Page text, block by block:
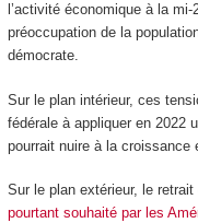
l’activité économique à la
préoccupation de la
démocrate.
Sur le plan intérieur, ces
fédérale à appliquer en 2022
pourrait nuire à la croissance
Sur le plan extérieur, le
pourtant souhaité par les